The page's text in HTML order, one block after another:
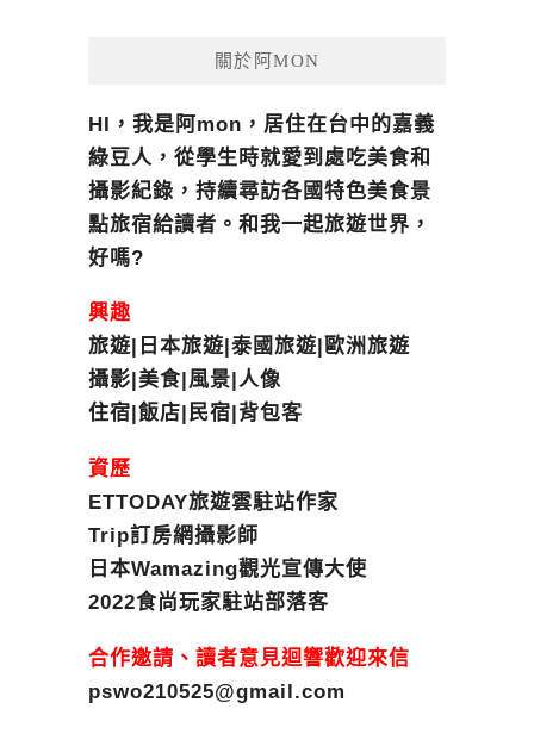
關於阿MON
HI，我是阿mon，居住在台中的嘉義
綠豆人，從學生時就愛到處吃美食和
攝影紀錄，持續尋訪各國特色美食景
點旅宿給讀者。和我一起旅遊世界，
好嗎?
興趣
旅遊|日本旅遊|泰國旅遊|歐洲旅遊
攝影|美食|風景|人像
住宿|飯店|民宿|背包客
資歷
ETTODAY旅遊雲駐站作家
Trip訂房網攝影師
日本Wamazing觀光宣傳大使
2022食尚玩家駐站部落客
合作邀請、讀者意見迴響歡迎來信
pswo210525@gmail.com